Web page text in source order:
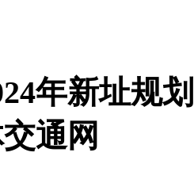
年新址规
通网